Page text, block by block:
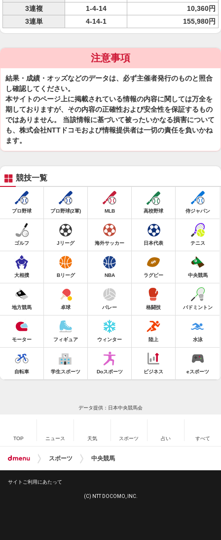
3連複
1-4-14
10,360円
3連単
4-14-1 155,980円
注意事項
結果・成績・オッズなどのデータは、必ず主催者発行のものと照合
し確認してください。
本サイトのページ上に掲載されている情報の内容に関しては万全を
期しておりますが、その内容の正確性および安全性を保証するもの
ではありません。 当該情報に基づいて被ったいかなる損害について
も、株式会社NTTドコモおよび情報提供者は一切の責任を負いかね
ます。
競技一覧
プロ野球 プロ野球(2軍) MLB 高校野球 侍ジャパン
ゴルフ Jリーグ 海外サッカー 日本代表 テニス
大相撲 Bリーグ NBA ラグビー 中央競馬
地方競馬 卓球 バレー 格闘技 バドミントン
モーター フィギュア ウィンター 陸上 水泳
自転車 学生スポーツ Doスポーツ ビジネス eスポーツ
データ提供：日本中央競馬会
TOP ニュース 天気 スポーツ 占い すべて
スポーツ 中央競馬
サイトご利用にあたって
(C) NTT DOCOMO, INC.